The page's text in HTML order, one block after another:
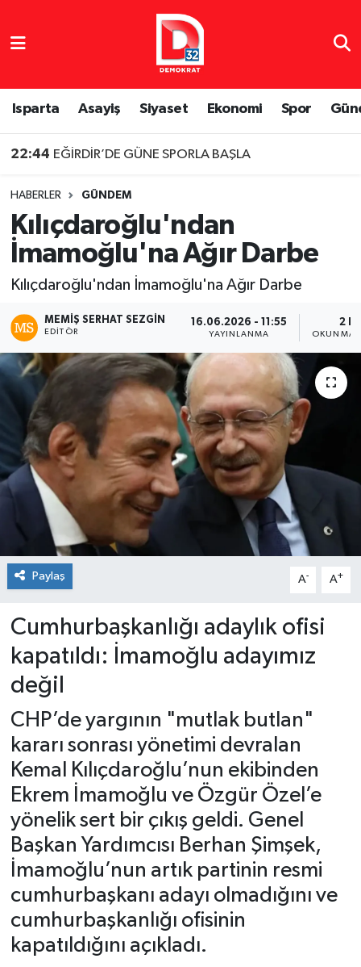
Isparta Asayiş Siyaset Ekonomi Spor
22:44 EĞİRDİR’DE GÜNE SPORLA BAŞLA
HABERLER GÜNDEM
Kılıçdaroğlu'ndan
İmamoğlu'na Ağır Darbe
Kılıçdaroğlu'ndan İmamoğlu'na Ağır Darbe
MEMIŞ SERHAT SEZGIN
EDITÖR
16.06.2026 - 11:55
YAYINLANMA
2
OKUNMA
Paylaş A- A+
Cumhurbaşkanlığı adaylık ofisi
kapatıldı: İmamoğlu adayımız
değil
CHP’de yargının "mutlak butlan"
kararı sonrası yönetimi devralan
Kemal Kılıçdaroğlu’nun ekibinden
Ekrem İmamoğlu ve Özgür Özel’e
yönelik sert bir çıkış geldi. Genel
Başkan Yardımcısı Berhan Şimşek,
İmamoğlu’nun artık partinin resmi
cumhurbaşkanı adayı olmadığını ve
cumhurbaşkanlığı ofisinin
kapatıldığını açıkladı.
Isparta Nöbetçi Eczaneler
Isparta Hava Durumu
Isparta Namaz Vakitleri
Süper Lig Puan Durumu ve Fikstür
Tüm Manşetler